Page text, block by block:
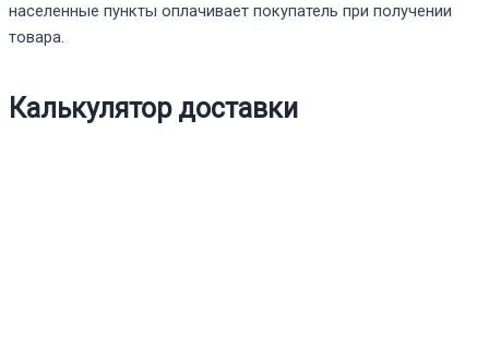
населенные пункты оплачивает покупатель при получении
товара.
Калькулятор доставки